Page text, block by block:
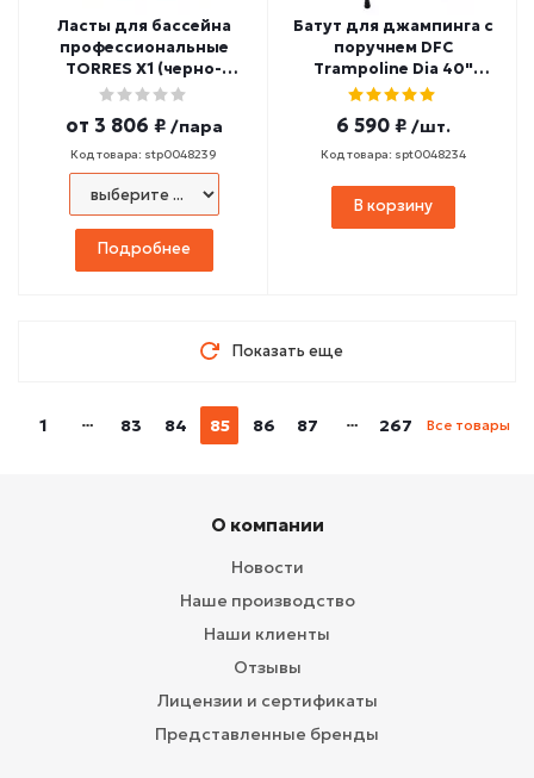
Ласты для бассейна
профессиональные
TORRES X1 (черно-
оранжевые)
от 3 806 ₽ /пара
Код товара: stp0048239
Подробнее
Батут для джампинга с
поручнем DFC
Trampoline Dia 40"
SLL100
6 590 ₽ /шт.
Код товара: spt0048234
В корзину
Показать еще
1 83 84 85 86 87 267 Все товары
О компании
Новости
Наше производство
Наши клиенты
Отзывы
Лицензии и сертификаты
Представленные бренды